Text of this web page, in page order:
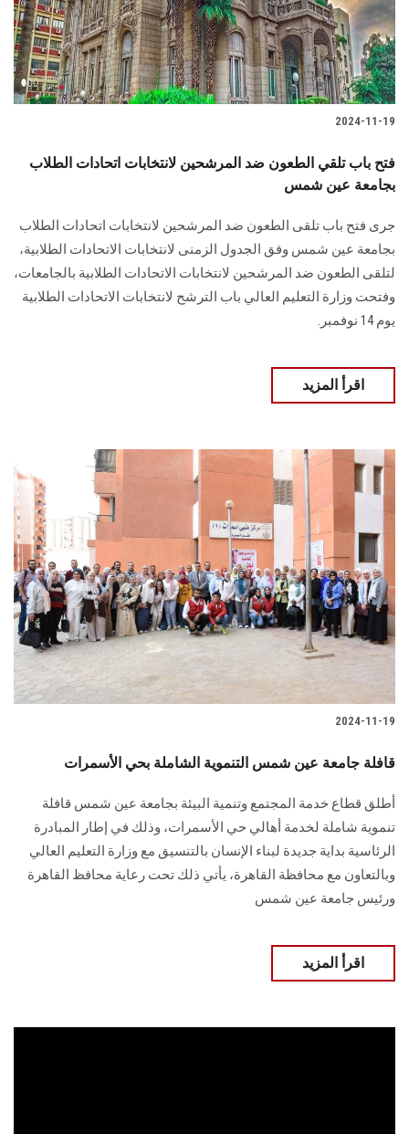
2024-11-19
فتح باب تلقي الطعون ضد المرشحين لانتخابات اتحادات الطلاب
بجامعة عين شمس
جرى فتح باب تلقى الطعون ضد المرشحين لانتخابات اتحادات الطلاب
بجامعة عين شمس وفق ‏الجدول الزمنى لانتخابات الاتحادات الطلابية،
لتلقى الطعون ضد المرشحين لانتخابات الاتحادات ‏الطلابية بالجامعات،
وفتحت وزارة التعليم العالي باب الترشح لانتخابات الاتحادات ‏الطلابية
يوم 14 نوفمبر.
اقرأ المزيد
2024-11-19
قافلة جامعة عين شمس التنموية الشاملة بحي الأسمرات
أطلق قطاع خدمة المجتمع وتنمية البيئة بجامعة عين شمس قافلة
تنموية شاملة لخدمة أهالي حي ‏الأسمرات، وذلك في إطار المبادرة
الرئاسية بداية جديدة لبناء الإنسان بالتنسيق مع وزارة التعليم ‏العالي
وبالتعاون مع محافظة القاهرة‎، يأتي ذلك تحت رعاية محافظ القاهرة
ورئيس جامعة عين شمس
اقرأ المزيد